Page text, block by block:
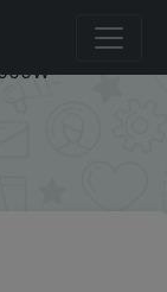
for